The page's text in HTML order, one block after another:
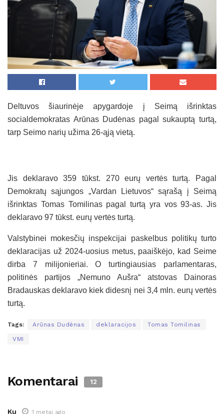
Deltuvos šiaurinėje apygardoje į Seimą išrinktas
socialdemokratas Arūnas Dudėnas pagal sukauptą turtą,
tarp Seimo narių užima 26-ąją vietą.
Jis deklaravo 359 tūkst. 270 eurų vertės turtą. Pagal
Demokratų sąjungos „Vardan Lietuvos“ sąrašą į Seimą
išrinktas Tomas Tomilinas pagal turtą yra vos 93-as. Jis
deklaravo 97 tūkst. eurų vertės turtą.
Valstybinei mokesčių inspekcijai paskelbus politikų turto
deklaracijas už 2024-uosius metus, paaiškėjo, kad Seime
dirba 7 milijonieriai. O turtingiausias parlamentaras,
politinės partijos „Nemuno Aušra“ atstovas Dainoras
Bradauskas deklaravo kiek didesnį nei 3,4 mln. eurų vertės
turtą.
Tags: Arūnas Dudėnas deklaracijos Tomas Tomilinas
VMI
Komentarai 12
Ku 1 metai ago